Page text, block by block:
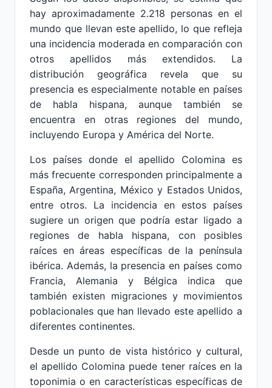
hay aproximadamente 2.218 personas en el
mundo que llevan este apellido, lo que refleja
una incidencia moderada en comparación con
otros apellidos más extendidos. La
distribución geográfica revela que su
presencia es especialmente notable en países
de habla hispana, aunque también se
encuentra en otras regiones del mundo,
incluyendo Europa y América del Norte.
Los países donde el apellido Colomina es
más frecuente corresponden principalmente a
España, Argentina, México y Estados Unidos,
entre otros. La incidencia en estos países
sugiere un origen que podría estar ligado a
regiones de habla hispana, con posibles
raíces en áreas específicas de la península
ibérica. Además, la presencia en países como
Francia, Alemania y Bélgica indica que
también existen migraciones y movimientos
poblacionales que han llevado este apellido a
diferentes continentes.
Desde un punto de vista histórico y cultural,
el apellido Colomina puede tener raíces en la
toponimia o en características específicas de